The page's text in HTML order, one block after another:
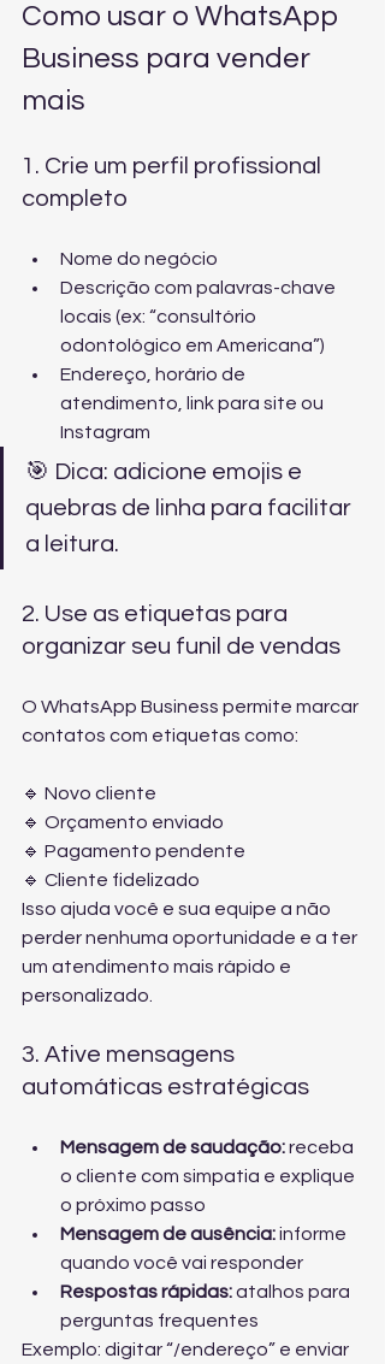
Como usar o WhatsApp
Business para vender
mais
1. Crie um perfil profissional
completo
Nome do negócio
Descrição com palavras-chave
locais (ex: “consultório
odontológico em Americana”)
Endereço, horário de
atendimento, link para site ou
Instagram
🎯 Dica: adicione emojis e
quebras de linha para facilitar
a leitura.
2. Use as etiquetas para
organizar seu funil de vendas
O WhatsApp Business permite marcar
contatos com etiquetas como:
🔹 Novo cliente
🔹 Orçamento enviado
🔹 Pagamento pendente
🔹 Cliente fidelizado
Isso ajuda você e sua equipe a não
perder nenhuma oportunidade e a ter
um atendimento mais rápido e
personalizado.
3. Ative mensagens
automáticas estratégicas
Mensagem de saudação: receba
o cliente com simpatia e explique
o próximo passo
Mensagem de ausência: informe
quando você vai responder
Respostas rápidas: atalhos para
perguntas frequentes
Exemplo: digitar “/endereço” e enviar